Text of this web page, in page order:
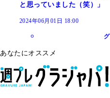
と思っていました（笑）」
2024年06月01日 18:00
あなたにオススメ